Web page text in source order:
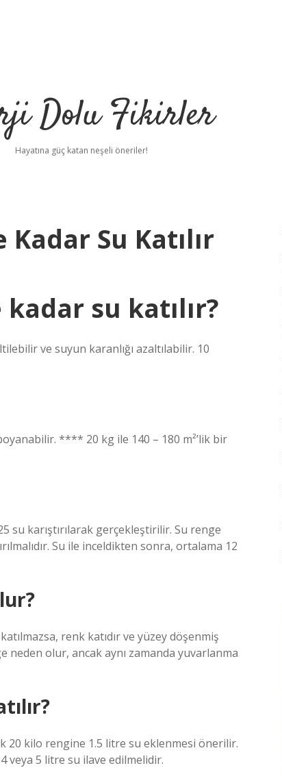
Dolu Fikirler
Hayatına güç katan neşeli öneriler!
Su Katılır
su katılır?
ve suyun karanlığı azaltılabilir. 10
**** 20 kg ile 140 – 180 m²’lik bir
su karıştırılarak gerçekleştirilir. Su renge
Su ile inceldikten sonra, ortalama 12
renk katıdır ve yüzey döşenmiş
olur, ancak aynı zamanda yuvarlanma
20 kilo rengine 1.5 litre su eklenmesi önerilir.
veya 5 litre su ilave edilmelidir.